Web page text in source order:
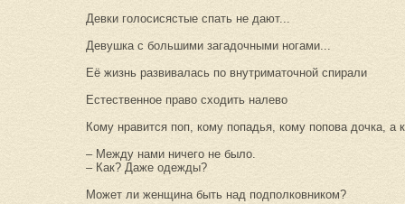
Девки голосисястые спать не дают...
Девушка с большими загадочными ногами...
Её жизнь развивалась по внутриматочной спирали
Естественное право сходить налево
Кому нравится поп, кому попадья, кому попова дочка,
– Между нами ничего не было.
– Как? Даже одежды?
Может ли женщина быть над подполковником?